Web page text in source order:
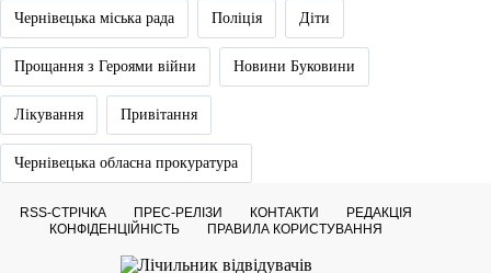
Чернівецька міська рада Поліція Діти
Прощання з Героями війни Новини Буковини
Лікування Привітання
Чернівецька обласна прокуратура
RSS-СТРІЧКА ПРЕС-РЕЛІЗИ КОНТАКТИ
РЕДАКЦІЯ
КОНФІДЕНЦІЙНІСТЬ
ПРАВИЛА КОРИСТУВАННЯ